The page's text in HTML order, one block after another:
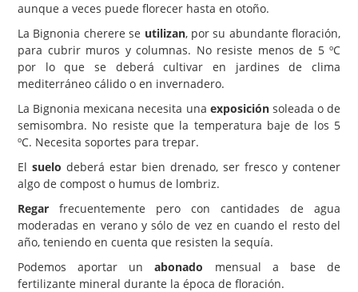
aunque a veces puede florecer hasta en otoño.
La Bignonia cherere se utilizan, por su abundante floración,
para cubrir muros y columnas. No resiste menos de 5 ºC
por lo que se deberá cultivar en jardines de clima
mediterráneo cálido o en invernadero.
La Bignonia mexicana necesita una exposiciónsoleada o de
semisombra. No resiste que la temperatura baje de los 5
ºC. Necesita soportes para trepar.
El suelo deberá estar bien drenado, ser fresco y contener
algo de compost o humus de lombriz.
Regar frecuentemente pero con cantidades de agua
moderadas en verano y sólo de vez en cuando el resto del
año, teniendo en cuenta que resisten la sequía.
Podemos aportar unabonado mensual a base de
fertilizante mineral durante la época de floración.